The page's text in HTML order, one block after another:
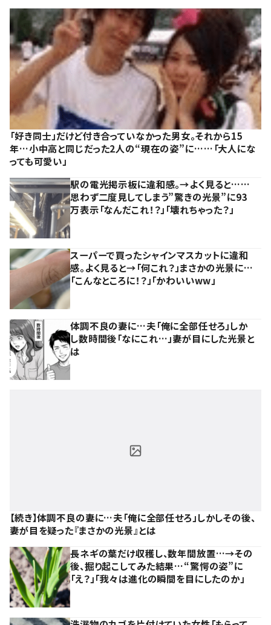
「好き同士」だけど付き合っていなかった男女。それから15
年…小中高と同じだった2人の“現在の姿”に……「大人にな
っても可愛い」
駅の電光掲示板に違和感。→よく見ると……
思わず二度見してしまう”驚きの光景”に93
万表示「なんだこれ！？」「壊れちゃった？」
スーパーで買ったシャインマスカットに違和
感。よく見ると→「何これ？」まさかの光景に…
「こんなところに！？」「かわいいww」
体調不良の妻に…夫「俺に全部任せろ」しか
し数時間後「なにこれ…」妻が目にした光景と
は
【続き】体調不良の妻に…夫「俺に全部任せろ」しかしその後、
妻が目を疑った『まさかの光景』とは
長ネギの葉だけ収穫し、数年間放置…→その
後、掘り起こしてみた結果…“驚愕の姿”に
「え？」「我々は進化の瞬間を目にしたのか」